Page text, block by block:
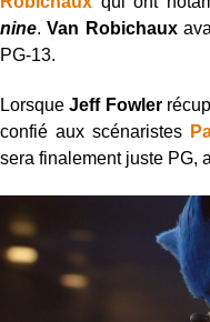
nine.Van Robichaux
PG-13.
LorsqueJeff Fowler
confié aux scénaristes
sera finalement juste PG,